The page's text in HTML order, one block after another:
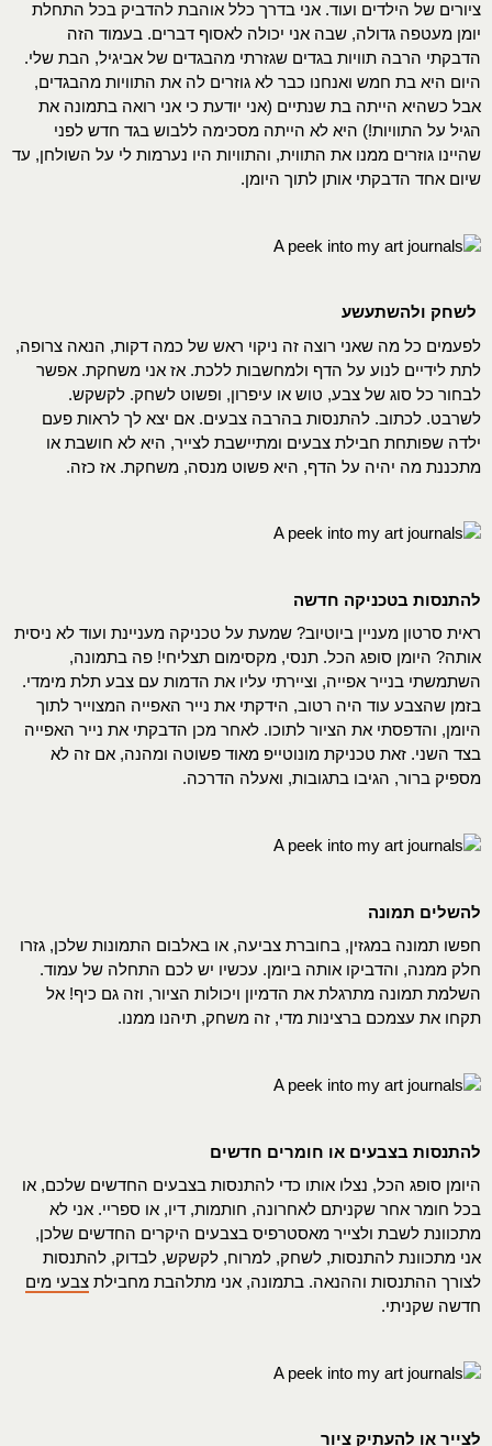
ציורים של הילדים ועוד. אני בדרך כלל אוהבת להדביק בכל התחלת
יומן מעטפה גדולה, שבה אני יכולה לאסוף דברים. בעמוד הזה
הדבקתי הרבה תוויות בגדים שגזרתי מהבגדים של אביגיל, הבת שלי.
היום היא בת חמש ואנחנו כבר לא גוזרים לה את התוויות מהבגדים,
אבל כשהיא הייתה בת שנתיים (אני יודעת כי אני רואה בתמונה את
הגיל על התוויות!) היא לא הייתה מסכימה ללבוש בגד חדש לפני
שהיינו גוזרים ממנו את התווית, והתוויות היו נערמות לי על השולחן, עד
שיום אחד הדבקתי אותן לתוך היומן.
לשחק ולהשתעשע
לפעמים כל מה שאני רוצה זה ניקוי ראש של כמה דקות, הנאה צרופה,
לתת לידיים לנוע על הדף ולמחשבות ללכת. אז אני משחקת. אפשר
לבחור כל סוג של צבע, טוש או עיפרון, ופשוט לשחק. לקשקש.
לשרבט. לכתוב. להתנסות בהרבה צבעים. אם יצא לך לראות פעם
ילדה שפותחת חבילת צבעים ומתיישבת לצייר, היא לא חושבת או
מתכננת מה יהיה על הדף, היא פשוט מנסה, משחקת. אז כזה.
להתנסות בטכניקה חדשה
ראית סרטון מעניין ביוטיוב? שמעת על טכניקה מעניינת ועוד לא ניסית
אותה? היומן סופג הכל. תנסי, מקסימום תצליחי! פה בתמונה,
השתמשתי בנייר אפייה, וציירתי עליו את הדמות עם צבע תלת מימדי.
בזמן שהצבע עוד היה רטוב, הידקתי את נייר האפייה המצוייר לתוך
היומן, והדפסתי את הציור לתוכו. לאחר מכן הדבקתי את נייר האפייה
בצד השני. זאת טכניקת מונוטייפ מאוד פשוטה ומהנה, אם זה לא
מספיק ברור, הגיבו בתגובות, ואעלה הדרכה.
להשלים תמונה
חפשו תמונה במגזין, בחוברת צביעה, או באלבום התמונות שלכן, גזרו
חלק ממנה, והדביקו אותה ביומן. עכשיו יש לכם התחלה של עמוד.
השלמת תמונה מתרגלת את הדמיון ויכולות הציור, וזה גם כיף! אל
תקחו את עצמכם ברצינות מדי, זה משחק, תיהנו ממנו.
להתנסות בצבעים או חומרים חדשים
היומן סופג הכל, נצלו אותו כדי להתנסות בצבעים החדשים שלכם, או
בכל חומר אחר שקניתם לאחרונה, חותמות, דיו, או ספריי. אני לא
מתכוונת לשבת ולצייר מאסטרפיס בצבעים היקרים החדשים שלכן,
אני מתכוונת להתנסות, לשחק, למרוח, לקשקש, לבדוק, להתנסות
לצורך ההתנסות וההנאה. בתמונה, אני מתלהבת מחבילת צבעי מים
חדשה שקניתי.
לצייר או להעתיק ציור